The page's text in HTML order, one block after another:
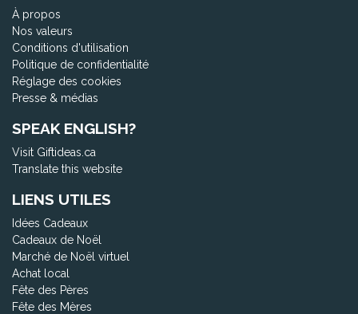
À propos
Nos valeurs
Conditions d'utilisation
Politique de confidentialité
Réglage des cookies
Presse & médias
SPEAK ENGLISH?
Visit Giftideas.ca
Translate this website
LIENS UTILES
Idées Cadeaux
Cadeaux de Noël
Marché de Noël virtuel
Achat local
Fête des Pères
Fête des Mères